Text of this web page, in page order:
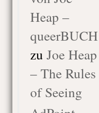
Heap –
queerBUCH
zu Joe Heap
– The Rules
of Seeing